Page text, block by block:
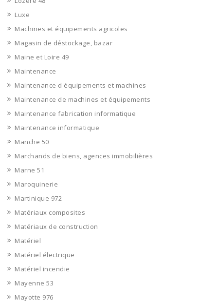
Luxe
Machines et équipements agricoles
Magasin de déstockage, bazar
Maine et Loire 49
Maintenance
Maintenance d'équipements et machines
Maintenance de machines et équipements
Maintenance fabrication informatique
Maintenance informatique
Manche 50
Marchands de biens, agences immobilières
Marne 51
Maroquinerie
Martinique 972
Matériaux composites
Matériaux de construction
Matériel
Matériel électrique
Matériel incendie
Mayenne 53
Mayotte 976